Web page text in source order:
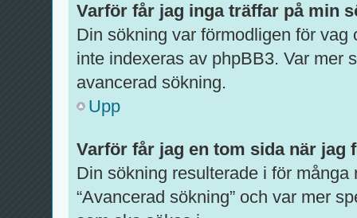
Varför får jag inga träffar på min
Din sökning var förmodligen för
inte indexeras av phpBB3. Var mer
avancerad sökning.
Upp
Varför får jag en tom sida när jag
Din sökning resulterade i för
“Avancerad sökning” och var mer